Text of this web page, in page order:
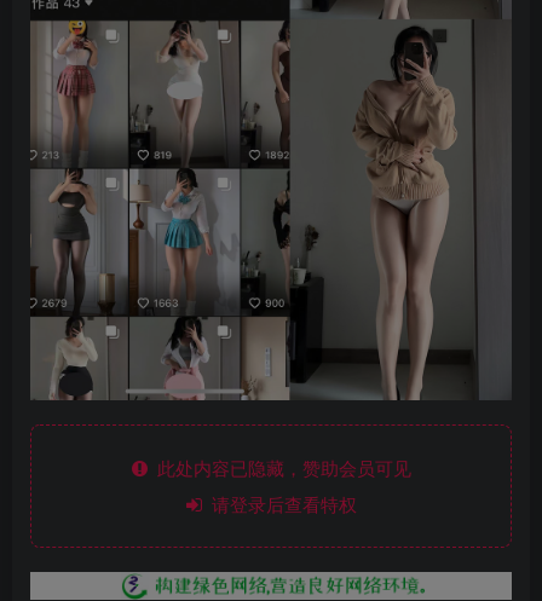
此处内容已隐藏，赞助会员可见
请登录后查看特权